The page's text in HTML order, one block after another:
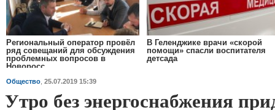
Региональный оператор провёл
ряд совещаний для обсуждения
проблемных вопросов в
Новоросс...
В Геленджике врачи «скорой
помощи» спасли воспитателя
детсада
Общество 25.07.2019 15:39
Утро без энергоснабжения